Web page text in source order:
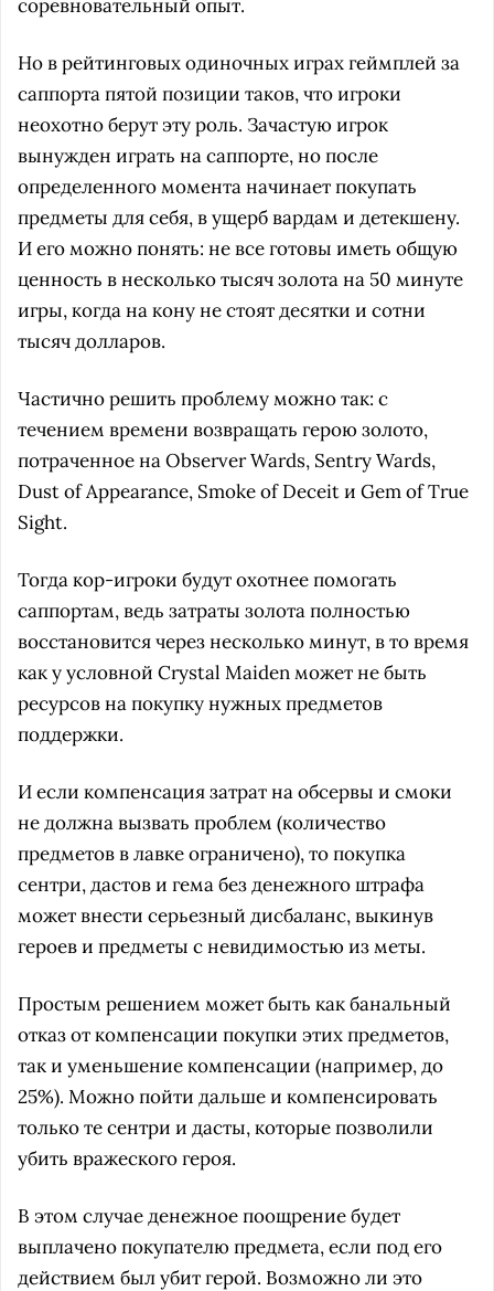
соревновательный опыт.
Но в рейтинговых одиночных играх геймплей за
саппорта пятой позиции таков, что игроки
неохотно берут эту роль. Зачастую игрок
вынужден играть на саппорте, но после
определенного момента начинает покупать
предметы для себя, в ущерб вардам и детекшену.
И его можно понять: не все готовы иметь общую
ценность в несколько тысяч золота на 50 минуте
игры, когда на кону не стоят десятки и сотни
тысяч долларов.
Частично решить проблему можно так: с
течением времени возвращать герою золото,
потраченное на Observer Wards, Sentry Wards,
Dust of Appearance, Smoke of Deceit и Gem of True
Sight.
Тогда кор-игроки будут охотнее помогать
саппортам, ведь затраты золота полностью
восстановится через несколько минут, в то время
как у условной Crystal Maiden может не быть
ресурсов на покупку нужных предметов
поддержки.
И если компенсация затрат на обсервы и смоки
не должна вызвать проблем (количество
предметов в лавке ограничено), то покупка
сентри, дастов и гема без денежного штрафа
может внести серьезный дисбаланс, выкинув
героев и предметы с невидимостью из меты.
Простым решением может быть как банальный
отказ от компенсации покупки этих предметов,
так и уменьшение компенсации (например, до
25%). Можно пойти дальше и компенсировать
только те сентри и дасты, которые позволили
убить вражеского героя.
В этом случае денежное поощрение будет
выплачено покупателю предмета, если под его
действием был убит герой. Возможно ли это